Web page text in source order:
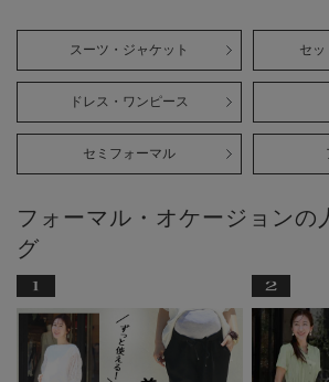
スーツ・ジャケット セッ
ドレス・ワンピース
セミフォーマル
フォーマル・オケージョンの
グ